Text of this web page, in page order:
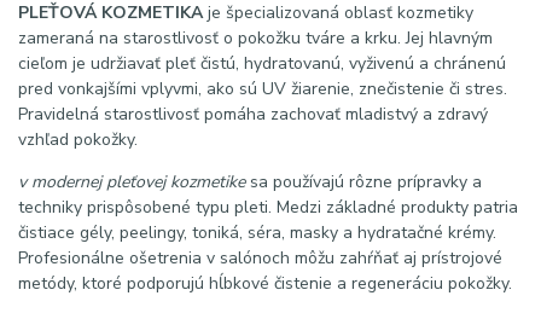
PLEŤOVÁ KOZMETIKAje špecializovaná oblasť kozmetiky
zameraná na starostlivosť o pokožku tváre a krku. Jej hlavným
cieľom je udržiavať pleť čistú, hydratovanú, vyživenú a chránenú
pred vonkajšími vplyvmi, ako sú UV žiarenie, znečistenie či stres.
Pravidelná starostlivosť pomáha zachovať mladistvý a zdravý
vzhľad pokožky.
v modernej pleťovej kozmetikesa používajú rôzne prípravky a
techniky prispôsobené typu pleti. Medzi základné produkty patria
čistiace gély, peelingy, toniká, séra, masky a hydratačné krémy.
Profesionálne ošetrenia v salónoch môžu zahŕňať aj prístrojové
metódy, ktoré podporujú hĺbkové čistenie a regeneráciu pokožky.